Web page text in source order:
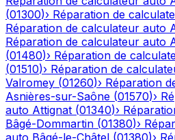
(01300)› Réparation de
Réparation de calculateur auto
Réparation de calculateur auto
(01480)› Réparation de
(01510)› Réparation de
Valromey (01260)› Réparation
Asnières-sur-Saône (01570)›
auto Attignat (01340)›
Bâgé-Dommartin (01380)›
auto Bâgé-le-Châtel (01380)›